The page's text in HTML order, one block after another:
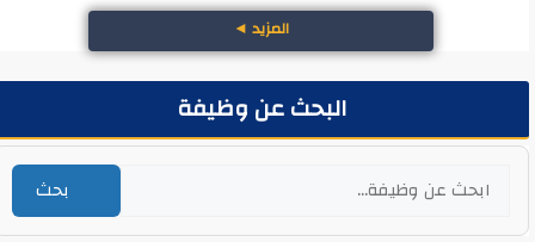
المزيد◄
البحث عن وظيفة
بحث